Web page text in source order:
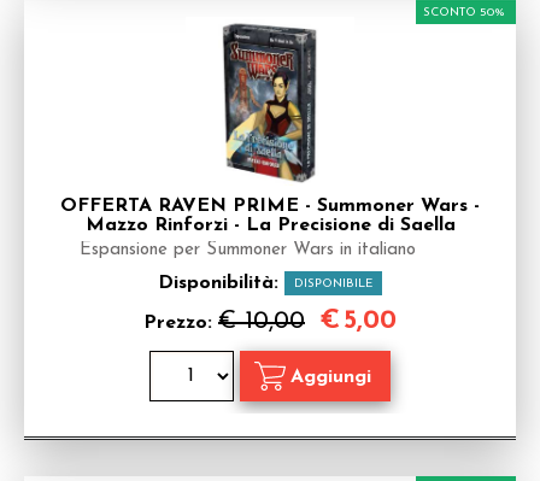
OFFERTA RAVEN PRIME - Summoner Wars -
Mazzo Rinforzi - La Precisione di Saella
Espansione per Summoner Wars in italiano
Disponibilità: DISPONIBILE
Prezzo: € 10,00
SCONTO 50%
€ 5,00